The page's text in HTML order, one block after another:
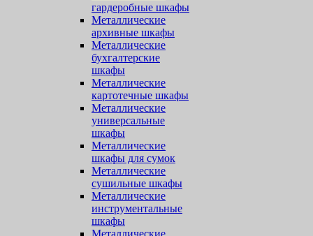
гардеробные шкафы
Металлические
архивные шкафы
Металлические
бухгалтерские
шкафы
Металлические
картотечные шкафы
Металлические
универсальные
шкафы
Металлические
шкафы для сумок
Металлические
сушильные шкафы
Металлические
инструментальные
шкафы
Металлические